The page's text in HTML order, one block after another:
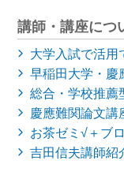
講師・講座につ
大学入試で活用
早稲田大学・
総合・学校推薦
慶應難関論文講
お茶ゼミ√＋ブ
吉田信夫講師紹